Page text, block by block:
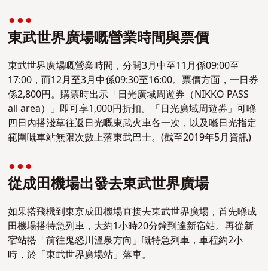
東武世界廣場嘅營業時間與票價
東武世界廣場嘅營業時間，分開3月中至11月係09:00至
17:00，而12月至3月中係09:30至16:00。票價方面，一日券
係2,800円。購票時出示「日光廣域周遊券（NIKKO PASS
all area）」即可享1,000円折扣。「日光廣域周遊券」可喺
四日內搭淺草往返日光嘅東武火車各一次，以及喺日光指定
範圍嘅車站無限次數上落東武巴士。(截至2019年5月資訊)
從成田機場出發去東武世界廣場
如果搭飛機到東京成田機場直接去東武世界廣場，首先喺成
田機場搭特急列車，大約1小時20分鐘到達新宿站。再從新
宿站搭「前往鬼怒川溫泉方向」嘅特急列車，車程約2小
時，於「東武世界廣場站」落車。